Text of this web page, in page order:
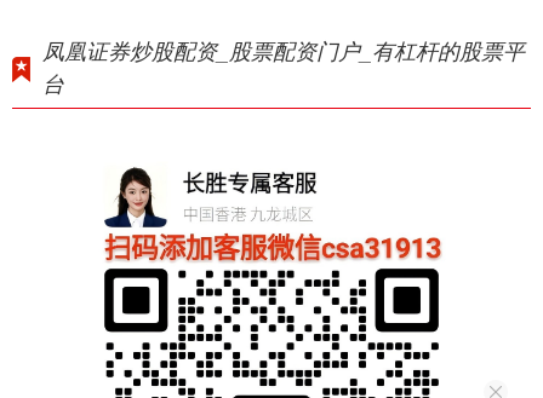
凤凰证券炒股配资_股票配资门户_有杠杆的股票平
台